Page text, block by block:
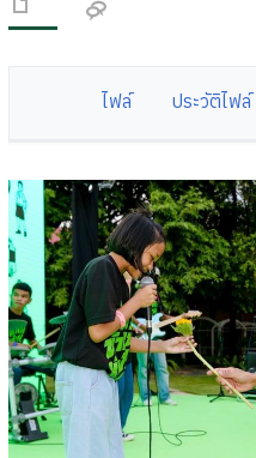
ไฟล์ ประวัติไฟล์